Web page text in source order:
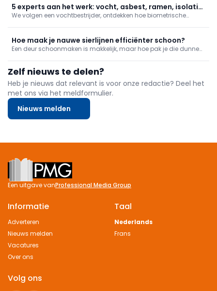
een zonweringexpert en tonen we hoe een brandwerende deu
5 experts aan het werk: vocht, asbest, ramen, isolatie
en biometrie
We volgen een vochtbestrijder, ontdekken hoe biometrische
gaan we mee met een asbestdeskundige.
Hoe maak je nauwe sierlijnen efficiënter schoon?
Een deur schoonmaken is makkelijk, maar hoe pak je die dunne
Zelf nieuws te delen?
Heb je nieuws dat relevant is voor onze redactie? Deel het
met ons via het meldformulier.
Nieuws melden
Footer
Een uitgave vanProfessional Media Group
Informatie
Adverteren
Nieuws melden
Vacatures
Over ons
Taal
Nederlands
Frans
Volg ons